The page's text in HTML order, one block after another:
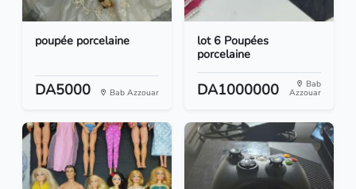
poupée porcelaine
DA5000 Bab Azzouar
lot 6 Poupées
porcelaine
DA1000000 Bab
Azzouar